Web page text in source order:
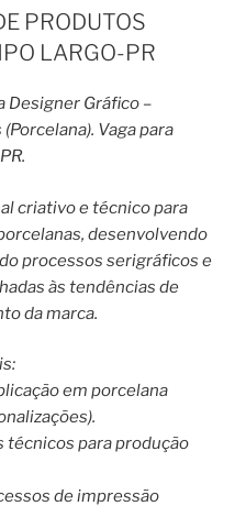
PRODUTOS
LARGO-PR
Designer Gráfico –
Vaga para
criativo e técnico para
desenvolvendo
processos serigráficos e
às tendências de
da marca.
em porcelana
técnicos para produção
de impressão